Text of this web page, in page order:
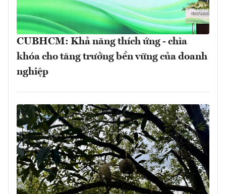
CUBHCM: Khả năng thích ứng - chìa
khóa cho tăng trưởng bền vững của doanh
nghiệp